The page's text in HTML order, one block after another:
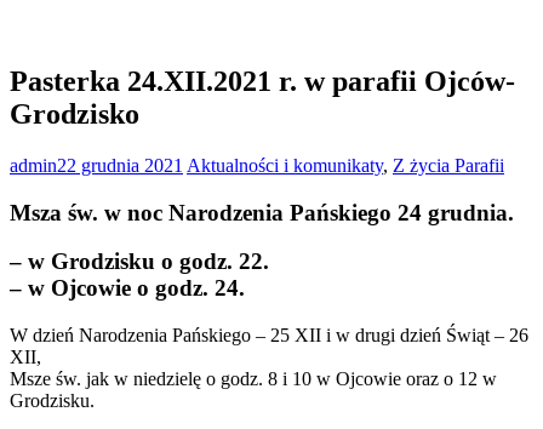
Pasterka 24.XII.2021 r. w parafii Ojców-
Grodzisko
admin22 grudnia 2021 Aktualności i komunikaty, Z życia Parafii
Msza św. w noc Narodzenia Pańskiego 24 grudnia.
– w Grodzisku o godz. 22.
– w Ojcowie o godz. 24.
W dzień Narodzenia Pańskiego – 25 XII i w drugi dzień Świąt – 26
XII,
Msze św. jak w niedzielę o godz. 8 i 10 w Ojcowie oraz o 12 w
Grodzisku.